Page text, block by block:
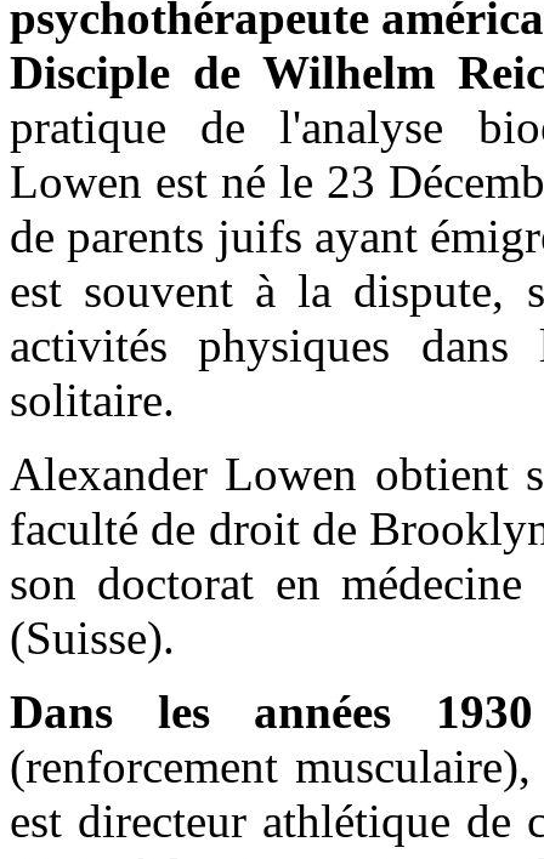
psychothérapeute
Disciple de Wilhelm
pratique de l'analyse
Lowen est né le 23
de parents juifs ayant
est souvent à la dispute,
activités physiques
solitaire.
Alexander Lowen obtient
faculté de droit de
son doctorat en
(Suisse).
Dans les années 1930
(renforcement
est directeur athlétique de